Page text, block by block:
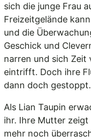
sich die junge Frau
Freizeitgelände
und die
Geschick und
narren und sich Zeit
eintrifft. Doch ihre
dann doch
Als Lian Taupin
ihr. Ihre Mutter
mehr noch